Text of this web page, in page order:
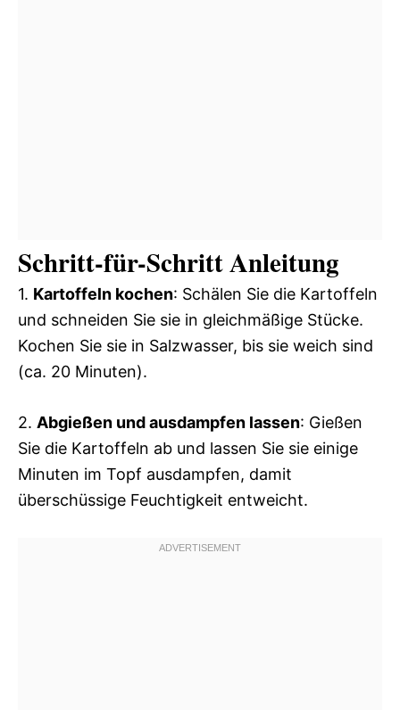
Schritt-für-Schritt Anleitung
1. Kartoffeln kochen: Schälen Sie die Kartoffeln
und schneiden Sie sie in gleichmäßige Stücke.
Kochen Sie sie in Salzwasser, bis sie weich sind
(ca. 20 Minuten).
2. Abgießen und ausdampfen lassen: Gießen
Sie die Kartoffeln ab und lassen Sie sie einige
Minuten im Topf ausdampfen, damit
überschüssige Feuchtigkeit entweicht.